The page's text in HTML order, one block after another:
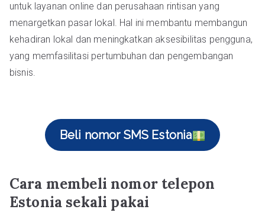
untuk layanan online dan perusahaan rintisan yang
menargetkan pasar lokal. Hal ini membantu membangun
kehadiran lokal dan meningkatkan aksesibilitas pengguna,
yang memfasilitasi pertumbuhan dan pengembangan
bisnis.
Beli nomor SMS Estonia
Cara membeli nomor telepon
Estonia sekali pakai